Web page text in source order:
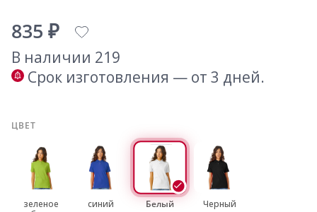
835 ₽
В наличии 219
Срок изготовления — от 3 дней.
ЦВЕТ
зеленое
синий
Белый Черный